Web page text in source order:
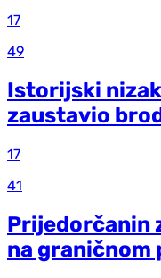
17
49
Istorijski
zaustavio
17
41
Prijedorčanin
na graničnom